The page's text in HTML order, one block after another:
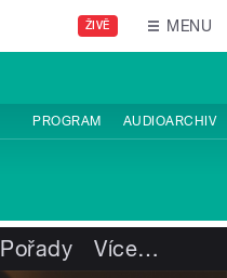
ŽIVĚ MENU
PROGRAM AUDIOARCHIV
Pořady Více…